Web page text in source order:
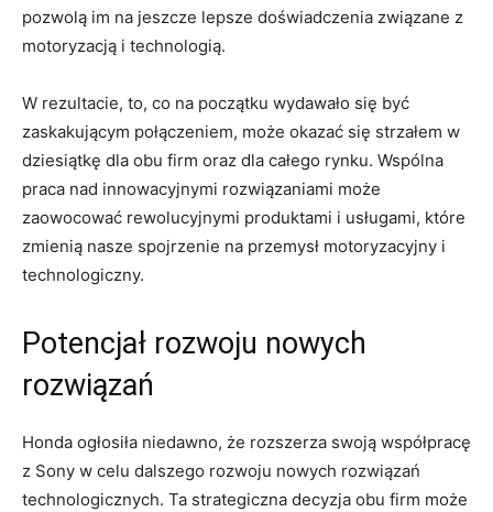
pozwolą ​im na jeszcze lepsze doświadczenia związane z
⁣motoryzacją i technologią.
W⁢ rezultacie, ‌to, co na ‌początku wydawało się być
zaskakującym połączeniem, może okazać ⁣się strzałem‌ w
dziesiątkę dla obu firm oraz dla całego rynku. Wspólna
praca nad innowacyjnymi rozwiązaniami ⁤może⁤
zaowocować ​rewolucyjnymi produktami i usługami,‌ które
zmienią nasze spojrzenie na przemysł motoryzacyjny i
technologiczny.
Potencjał rozwoju nowych
⁢rozwiązań
Honda ogłosiła niedawno, ⁢że rozszerza swoją współpracę
z ‍Sony​ w celu dalszego ⁢rozwoju nowych rozwiązań
technologicznych. Ta ⁣strategiczna decyzja⁢ obu firm może